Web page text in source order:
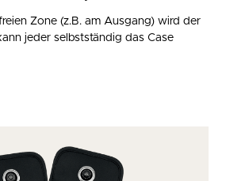
Zone (z.B. am Ausgang) wird der
jeder selbstständig das Case